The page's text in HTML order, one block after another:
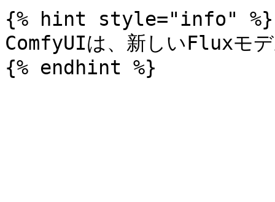
{% hint style="info" %}
ComfyUIは、新しいFluxモ